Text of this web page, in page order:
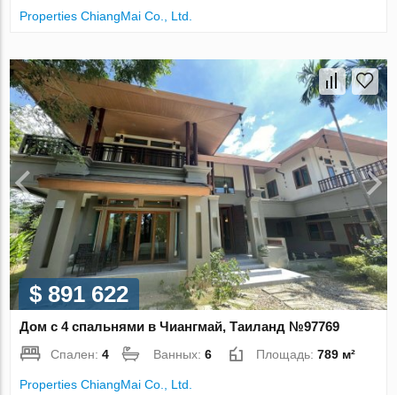
Properties ChiangMai Co., Ltd.
$ 891 622
Дом с 4 спальнями в Чиангмай, Таиланд №97769
Спален:4 Ванных:6 Площадь:789 м²
Properties ChiangMai Co., Ltd.